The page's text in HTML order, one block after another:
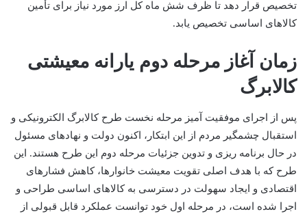
تخصیص قرار دهد تا ظرف شش ماه کل ارز مورد نیاز برای تأمین
کالاهای اساسی تخصیص یابد.
زمان آغاز مرحله دوم یارانه معیشتی
کالابرگ
پس از اجرای موفقیت‌ آمیز مرحله نخست طرح کالابرگ الکترونیکی و
استقبال چشمگیر مردم از این ابتکار، اکنون دولت و نهادهای مسئول
در حال برنامه‌ ریزی و تدوین جزئیات مرحله دوم این طرح هستند. این
طرح که با هدف اصلی تقویت معیشت خانوارها، کاهش فشارهای
اقتصادی و ایجاد سهولت در دسترسی به کالاهای اساسی طراحی و
اجرا شده است، در مرحله اول خود توانست عملکرد قابل قبولی از